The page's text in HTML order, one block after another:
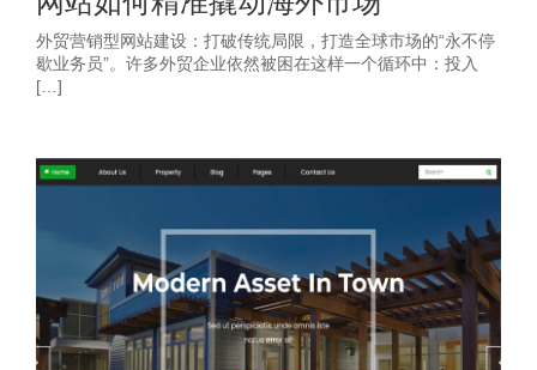
外贸营销型网站建设：打破传统局限，打造全球市场的“永不停
歇业务员”。许多外贸企业依然被困在这样一个循环中：投入
[…]